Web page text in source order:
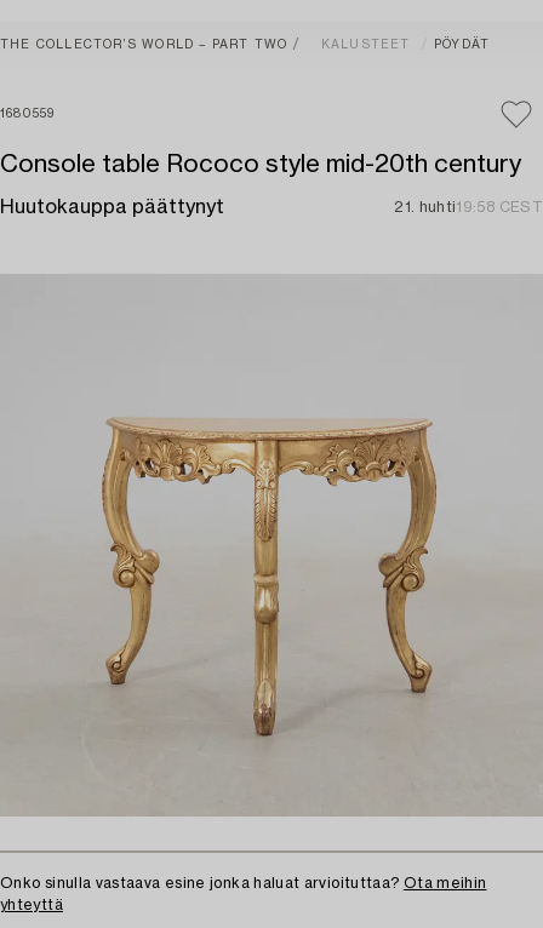
THE COLLECTOR’S WORLD – PART TWO KALUSTEET PÖYDÄT
1680559
Console table Rococo style mid-20th century
Huutokauppa päättynyt 21. huhti19:58 CEST
Onko sinulla vastaava esine jonka haluat arvioituttaa? Ota meihin
yhteyttä